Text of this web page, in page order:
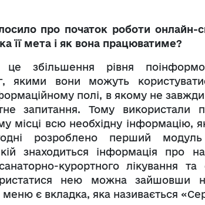
про початок роботи онлайн-
її мета і як вона працюватиме?
збільшення рівня
якими вони можуть
полі, в якому не
запитання. Тому використали
місці всю необхідну інформацію,
розроблено перший
знаходиться інформація про
курортного лікування та
нею можна зайшовши
меню є вкладка, яка називається